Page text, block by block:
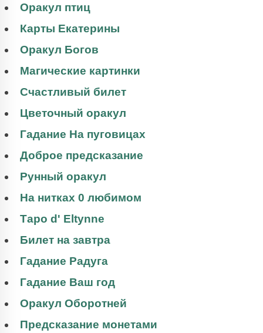
Оракул птиц
Карты Екатерины
Оракул Богов
Магические картинки
Счастливый билет
Цветочный оракул
Гадание На пуговицах
Доброе предсказание
Рунный оракул
На нитках 0 любимом
Таро d' Eltynne
Билет на завтра
Гадание Радуга
Гадание Ваш год
Оракул Оборотней
Предсказание монетами